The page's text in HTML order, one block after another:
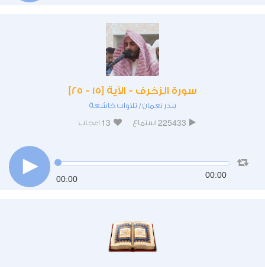
سورة الزخرف - الآية [15 - 25]
بندر نعمان/ تلاوات خاشعة
225433 استماع 13 اعجاب
00:00 00:00